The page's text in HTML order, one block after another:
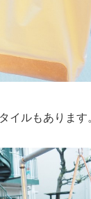
イルもあります